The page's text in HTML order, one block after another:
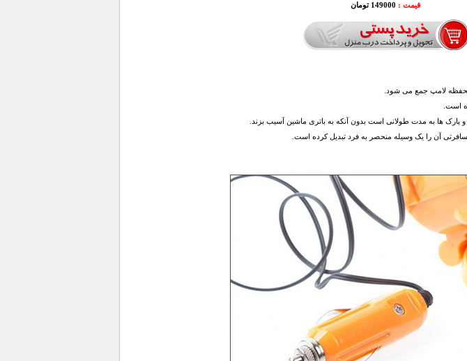
قیمت : 149000 تومان
است.
ها به مدت طولانی است بدون آنکه به باتری ماشین آسیب بزند.
آن را یک وسیله منحصر به فرد تبدیل کرده است.